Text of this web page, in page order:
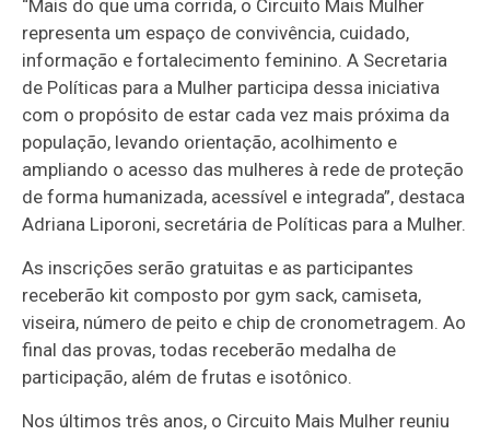
“Mais do que uma corrida, o Circuito Mais Mulher
representa um espaço de convivência, cuidado,
informação e fortalecimento feminino. A Secretaria
de Políticas para a Mulher participa dessa iniciativa
com o propósito de estar cada vez mais próxima da
população, levando orientação, acolhimento e
ampliando o acesso das mulheres à rede de proteção
de forma humanizada, acessível e integrada”, destaca
Adriana Liporoni, secretária de Políticas para a Mulher.
As inscrições serão gratuitas e as participantes
receberão kit composto por gym sack, camiseta,
viseira, número de peito e chip de cronometragem. Ao
final das provas, todas receberão medalha de
participação, além de frutas e isotônico.
Nos últimos três anos, o Circuito Mais Mulher reuniu